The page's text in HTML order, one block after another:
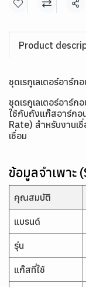
แชร์
Product
ชุดเรกูเลเตอร์อาร์
ชุดเรกูเลเตอร์อาร์
ใช้กับถังแก๊สอาร์กอ
Rate) สำหรับงานเ
เชื่อม
ข้อมูลจำเพาะ
คุณสมบัติ
แบรนด์
รุ่น
แก๊สที่ใช้